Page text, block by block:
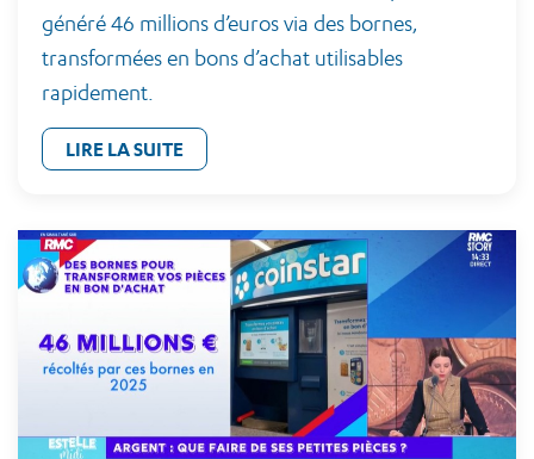
généré 46 millions d’euros via des bornes,
transformées en bons d’achat utilisables
rapidement.
LIRE LA SUITE